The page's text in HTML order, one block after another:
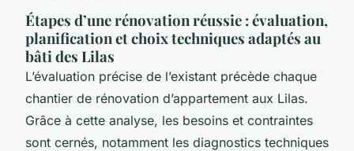
Étapes d’une rénovation réussie : évaluation,
planification et choix techniques adaptés au
bâti des Lilas
L’évaluation précise de l’existant précède chaque
chantier de rénovation d’appartement aux Lilas.
Grâce à cette analyse, les besoins et contraintes
sont cernés, notamment les diagnostics techniques